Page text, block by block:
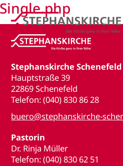
Stephanskirche Schenefeld
Hauptstraße 39
22869 Schenefeld
Telefon: (040) 830 86 28
buero@stephanskirche-
Pastorin
Dr. Rinja Müller
Telefon: (040) 830 62 51